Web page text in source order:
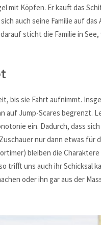
mit Köpfen. Er kauft das
auch seine Familie auf
sticht die Familie in
bis sie Fahrt aufnimmt.
auf Jump-Scares begrenzt.
ein. Dadurch, dass
nur dann etwas für
bleiben die
trifft uns auch ihr Schicksal
oder ihn gar aus der